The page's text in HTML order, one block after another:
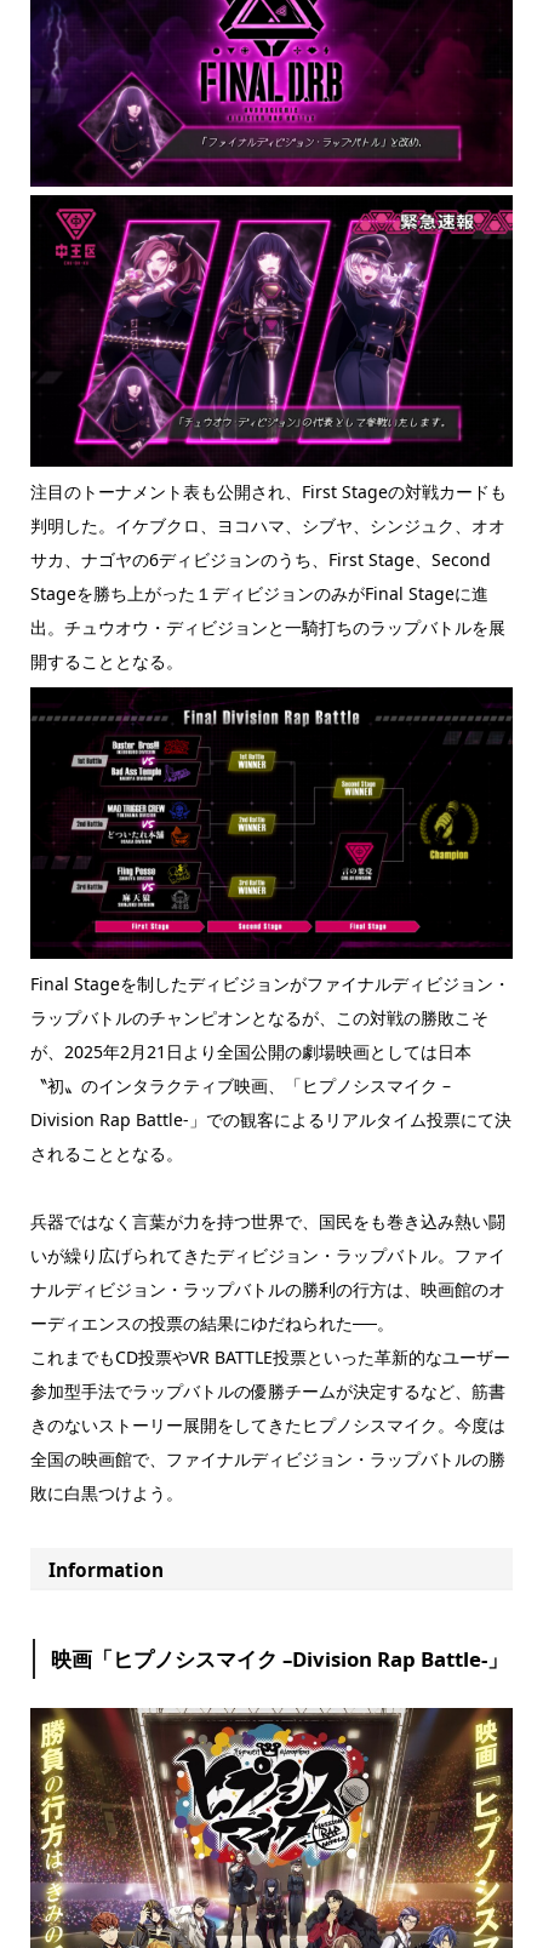
注目のトーナメント表も公開され、First Stageの対戦カードも
判明した。イケブクロ、ヨコハマ、シブヤ、シンジュク、オオ
サカ、ナゴヤの6ディビジョンのうち、First Stage、Second
Stageを勝ち上がった１ディビジョンのみがFinal Stageに進
出。チュウオウ・ディビジョンと一騎打ちのラップバトルを展
開することとなる。
Final Stageを制したディビジョンがファイナルディビジョン・
ラップバトルのチャンピオンとなるが、この対戦の勝敗こそ
が、2025年2月21日より全国公開の劇場映画としては日本
〝初〟のインタラクティブ映画、「ヒプノシスマイク –
Division Rap Battle-」での観客によるリアルタイム投票にて決
されることとなる。
兵器ではなく言葉が力を持つ世界で、国民をも巻き込み熱い闘
いが繰り広げられてきたディビジョン・ラップバトル。ファイ
ナルディビジョン・ラップバトルの勝利の行方は、映画館のオ
ーディエンスの投票の結果にゆだねられた──。
これまでもCD投票やVR BATTLE投票といった革新的なユーザー
参加型手法でラップバトルの優勝チームが決定するなど、筋書
きのないストーリー展開をしてきたヒプノシスマイク。今度は
全国の映画館で、ファイナルディビジョン・ラップバトルの勝
敗に白黒つけよう。
Information
映画「ヒプノシスマイク –Division Rap Battle-」